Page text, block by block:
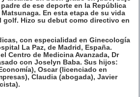
de ese deporte en la República
En esta etapa de su vida
golf. Hizo su debut como directivo en
con especialidad en Ginecología
La Paz, de Madrid, España.
Centro de Medicina Avanzada, Dr
con Joselyn Baba. Sus hijos:
Oscar (licenciado en
Claudia (abogada), Javier